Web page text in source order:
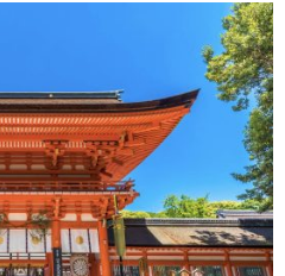
之回廊》所震撼，那更不能錯過
終極之作。